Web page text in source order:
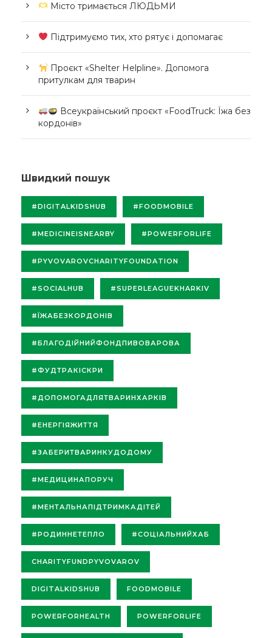
Місто тримається ЛЮДЬМИ
Підтримуємо тих, хто рятує і допомагає
Проєкт «Shelter Helpline». Допомога
притулкам для тварин
Всеукраїнський проєкт «FoodTruck: Їжа без
кордонів»
Швидкий пошук
#DIGITALKIDSHUB #FOODMOBILE
#MEDICINEISNEARBY #POWERFORLIFE
#PYVOVAROVCHARITYFOUNDATION
#SOCIALHUB #SUPERLEAGUEKHARKIV
#ЇЖАБЕЗКОРДОНІВ
#БЛАГОДІЙНИЙФОНДПИВОВАРОВА
#ФУДТРАКІСКРИ
#ДОПОМОГАДЛЯТВАРИНХАРКІВ
#ЕНЕРГІЯЖИТТЯ
#ЗАБЕРИТВАРИНКУДОДОМУ
#МЕДИЦИНАПОРУЧ
#МЕНТАЛЬНАПІДТРИМКАДІТЕЙ
#РОДИННЕТЕПЛО #СОЦІАЛЬНИЙХАБ
CHARITYFUNDPYVOVAROV
DIGITALKIDSHUB FOODMOBILE
POWERFORHEALTH POWERFORLIFE